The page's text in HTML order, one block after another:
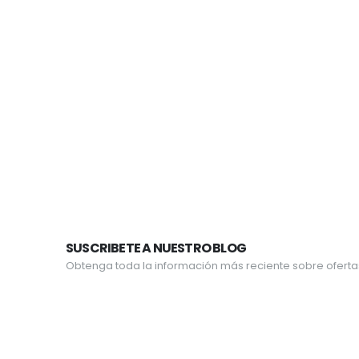
SUSCRIBETE A NUESTRO BLOG
Obtenga toda la información más reciente sobre